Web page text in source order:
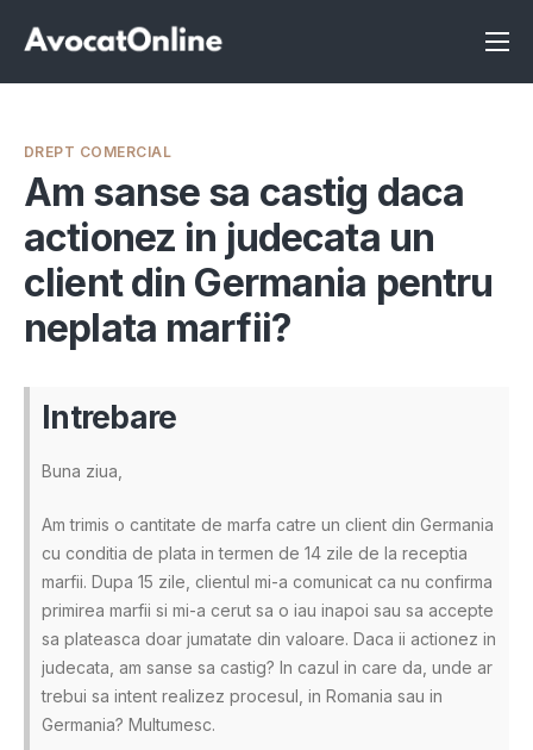
Înscrie-te ca avocat
Servicii
Despre noi
Programeaza consultanta
Intrebari
DREPT COMERCIAL
Am sanse sa castig daca
actionez in judecata un
client din Germania pentru
neplata marfii?
Intrebare
Buna ziua,
Am trimis o cantitate de marfa catre un client din Germania
cu conditia de plata in termen de 14 zile de la receptia
marfii. Dupa 15 zile, clientul mi-a comunicat ca nu confirma
primirea marfii si mi-a cerut sa o iau inapoi sau sa accepte
sa plateasca doar jumatate din valoare. Daca ii actionez in
judecata, am sanse sa castig? In cazul in care da, unde ar
trebui sa intent realizez procesul, in Romania sau in
Germania? Multumesc.